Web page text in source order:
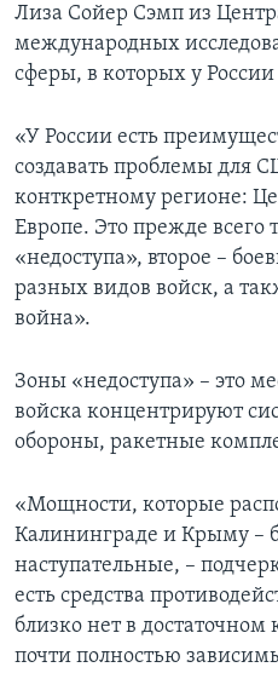
Лиза Сойер Сэмп из
международных
сферы, в которых у
«У России есть
создавать проблемы для
конткретному регионе:
Европе. Это прежде
«недоступа», второе –
разных видов войск, а
война».
Зоны «недоступа» – это
войска концентрируют
обороны, ракетные
«Мощности, которые
Калининграде и Крыму –
наступательные, –
есть средства
близко нет в
почти полностью